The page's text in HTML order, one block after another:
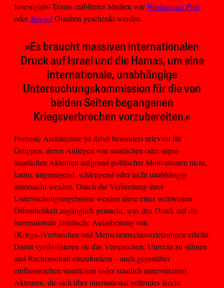
Investigativ-Teams etablierter Medien wie Washington Post
oderSpiegelGlauben geschenkt werden.
»Es braucht massiven internationalen
Druck auf Israel und die Hamas, um eine
internationale, unabhängige
Untersuchungskommission für die von
beiden Seiten begangenen
Kriegsverbrechen vorzubereiten.«
Forensic Architecture ist dabei besonders relevant für
Gruppen, deren Anliegen von staatlichen oder supra-
staatlichen Akteuren aufgrund politischer Motivationen nicht,
kaum, ungenügend, schleppend oder nicht unabhängig
untersucht werden. Durch die Verbreitung ihrer
Untersuchungsergebnisse werden diese einer weltweiten
Öffentlichkeit zugänglich gemacht, was den Druck auf die
internationale juristische Aufarbeitung von
(Kriegs-)Verbrechen und Menschenrechtsverletzungen erhöht.
Damit symbolisieren sie das Versprechen, Unrecht zu sühnen
und Rechenschaft einzufordern – auch gegenüber
einflussreichen staatlichen (oder staatlich unterstützten)
Akteuren, die sich über international geltendes Recht